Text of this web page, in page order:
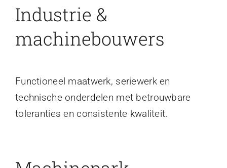
Industrie &
machinebouwers
Functioneel maatwerk, seriewerk en
technische onderdelen met betrouwbare
toleranties en consistente kwaliteit.